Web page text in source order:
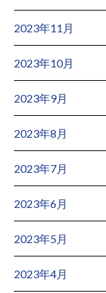
2023年11月
2023年10月
2023年9月
2023年8月
2023年7月
2023年6月
2023年5月
2023年4月